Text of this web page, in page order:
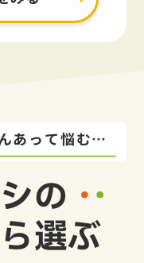
あって悩む…
の
選ぶ